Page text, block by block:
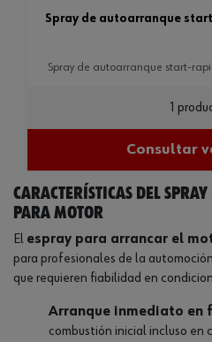
spray de autoarranque
spray de autoarranque start-
1
Consultar
Características del
para motor
El espray para arrancar el
para profesionales de la
que requieren fiabilidad en
Arranque inmediato en
combustión inicial incluso en